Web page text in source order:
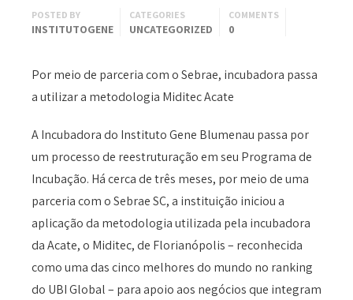
POSTED BY
INSTITUTOGENE
CATEGORIES
UNCATEGORIZED
COMMENTS
0
Por meio de parceria com o Sebrae, incubadora passa
a utilizar a metodologia Miditec Acate
A Incubadora do Instituto Gene Blumenau passa por
um processo de reestruturação em seu Programa de
Incubação. Há cerca de três meses, por meio de uma
parceria com o Sebrae SC, a instituição iniciou a
aplicação da metodologia utilizada pela incubadora
da Acate, o Miditec, de Florianópolis – reconhecida
como uma das cinco melhores do mundo no ranking
do UBI Global – para apoio aos negócios que integram